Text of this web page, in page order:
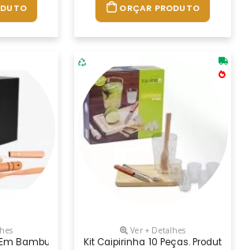
ORÇAR PRODUTO
Bambu. Conta Com Tábua, Colher E Socador
Ver + Detalhes
Kit Caipirinha 10 Peças. Produto